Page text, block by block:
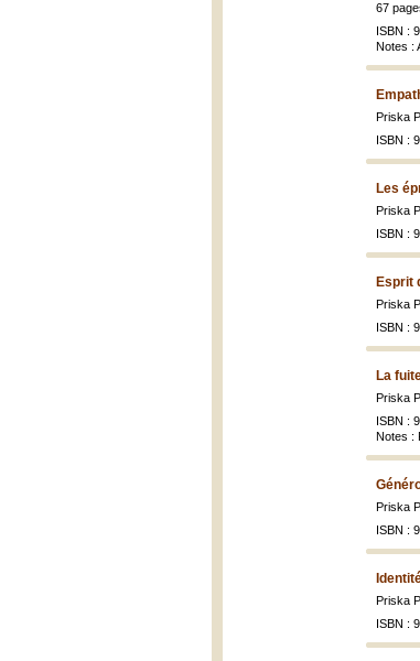
67
ISBN :
Notes :
Priska
ISBN :
Les
Priska
ISBN :
Esprit
Priska
ISBN :
La
Priska
ISBN :
Notes :
Priska
ISBN :
Priska
ISBN :